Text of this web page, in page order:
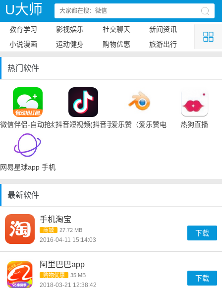
U大师
教育学习 影视娱乐 社交聊天
新闻资讯
小说漫画
运动健身 购物优惠 旅游出行
热门软件
微信伴侣-自动抢红包抖音短视频(抖音手机下载)爱乐赞（爱乐赞电脑手机下载）
热狗直播
网易星球app 手机下载
最新软件
手机淘宝
商城 27.72 MB
2016-04-11 15:14:03
下载
阿里巴巴app
购物优惠 35 MB
2018-03-21 12:38:42
下载